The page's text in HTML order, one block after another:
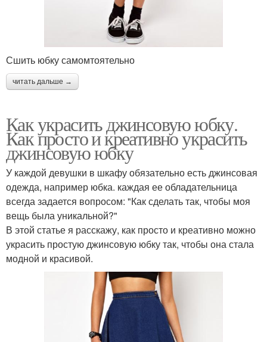
Сшить юбку самомтоятельно
читать дальше →
Как украсить джинсовую юбку.
Как просто и креативно украсить
джинсовую юбку
У каждой девушки в шкафу обязательно есть джинсовая
одежда, например юбка. каждая ее обладательница
всегда задается вопросом: "Как сделать так, чтобы моя
вещь была уникальной?"
В этой статье я расскажу, как просто и креативно можно
украсить простую джинсовую юбку так, чтобы она стала
модной и красивой.